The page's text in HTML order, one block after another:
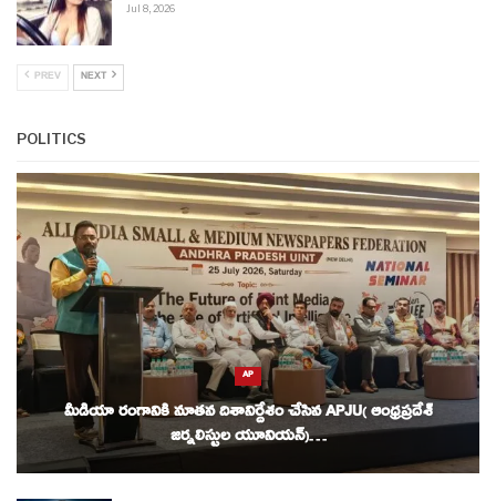
Jul 8, 2026
PREV NEXT
POLITICS
AP
మీడియా రంగానికి నూతన దిశానిర్దేశం చేసిన APJU( ఆంధ్రప్రదేశ్
జర్నలిస్టుల యూనియన్)…